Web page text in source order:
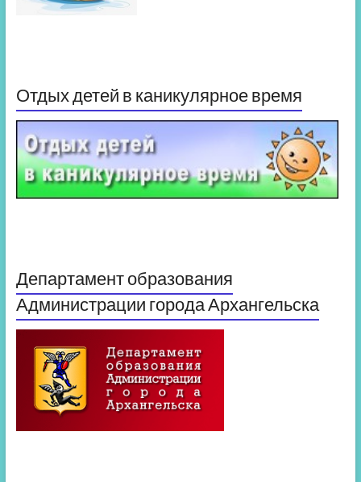
Отдых детей в каникулярное время
Департамент образования
Администрации города Архангельска